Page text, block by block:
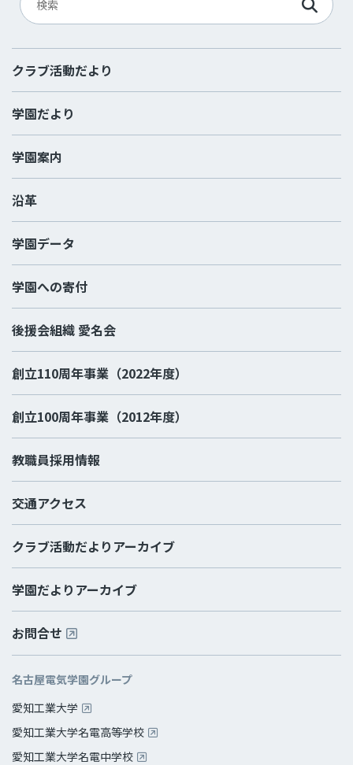
クラブ活動だより
学園だより
学園案内
沿革
学園データ
学園への寄付
後援会組織 愛名会
創立110周年事業（2022年度）
創立100周年事業（2012年度）
教職員採用情報
交通アクセス
クラブ活動だよりアーカイブ
学園だよりアーカイブ
お問合せ
名古屋電気学園グループ
愛知工業大学
愛知工業大学名電高等学校
愛知工業大学名電中学校